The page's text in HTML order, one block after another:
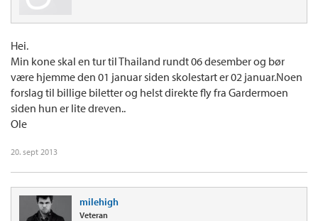
Hei.
Min kone skal en tur til Thailand rundt 06 desember og bør
være hjemme den 01 januar siden skolestart er 02 januar.Noen
forslag til billige biletter og helst direkte fly fra Gardermoen
siden hun er lite dreven..
Ole
20. sept 2013
milehigh
Veteran